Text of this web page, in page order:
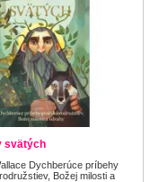
svätých
Dychberúce príbehy
Božej milosti a